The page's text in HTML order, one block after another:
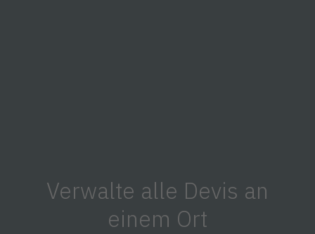
Verwalte alle Devis an
einem Ort